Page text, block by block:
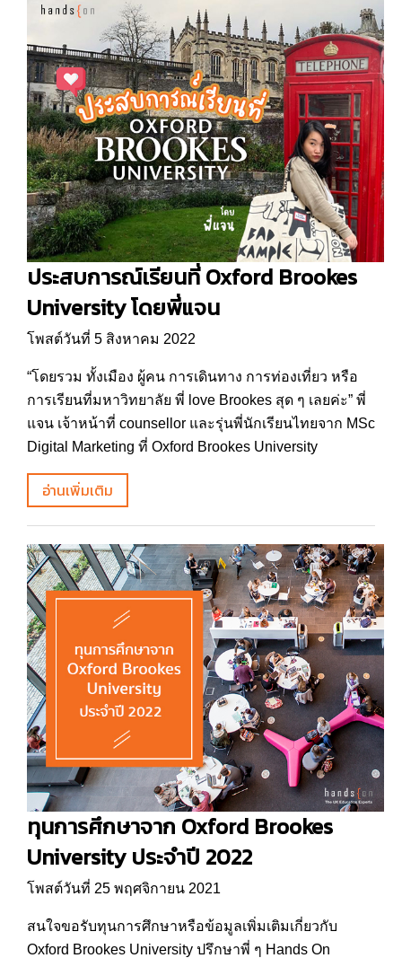
ประสบการณ์เรียนที่ Oxford Brookes
University โดยพี่แจน
โพสต์วันที่ 5 สิงหาคม 2022
“โดยรวม ทั้งเมือง ผู้คน การเดินทาง การท่องเที่ยว หรือ
การเรียนที่มหาวิทยาลัย พี่ love Brookes สุด ๆ เลยค่ะ” พี่
แจน เจ้าหน้าที่ counsellor และรุ่นพี่นักเรียนไทยจาก MSc
Digital Marketing ที่ Oxford Brookes University
อ่านเพิ่มเติม
ทุนการศึกษาจาก Oxford Brookes
University ประจำปี 2022
โพสต์วันที่ 25 พฤศจิกายน 2021
สนใจขอรับทุนการศึกษาหรือข้อมูลเพิ่มเติมเกี่ยวกับ
Oxford Brookes University ปรึกษาพี่ ๆ Hands On